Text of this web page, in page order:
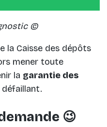
©
la Caisse des dépôts
mener toute
la garantie des
défaillant.
😉